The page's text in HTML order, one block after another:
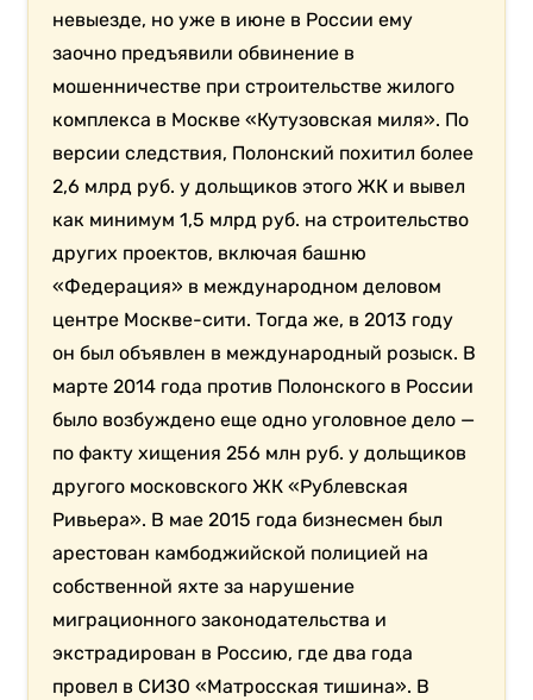
невыезде, но уже в июне в России ему
заочно предъявили обвинение в
мошенничестве при строительстве жилого
комплекса в Москве «Кутузовская миля». По
версии следствия, Полонский похитил более
2,6 млрд руб. у дольщиков этого ЖК и вывел
как минимум 1,5 млрд руб. на строительство
других проектов, включая башню
«Федерация» в международном деловом
центре Москве-сити.Тогда же, в 2013 году
он был объявлен в международный розыск. В
марте 2014 года против Полонского в России
было возбуждено еще одно уголовное дело —
по факту хищения 256 млн руб. у дольщиков
другого московского ЖК «Рублевская
Ривьера». В мае 2015 года бизнесмен был
арестован камбоджийской полицией на
собственной яхте за нарушение
миграционного законодательства и
экстрадирован в Россию, где два года
провел в СИЗО «Матросская тишина». В